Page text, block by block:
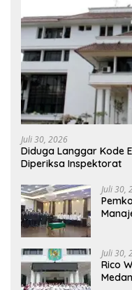
Juli 30, 2026
Diduga Langgar Kode
Diperiksa Inspektorat
Juli 30,
Juli 30,
Rico